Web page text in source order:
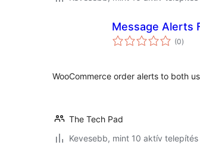
Message Alerts
(0)
WooCommerce order alerts to both
The Tech Pad
Kevesebb, mint 10 aktív telepítés